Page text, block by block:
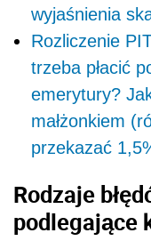
wyjaśnienia
Rozliczenie
trzeba płacić
emerytury?
małżonkiem
przekazać
Rodzaje
podlegające